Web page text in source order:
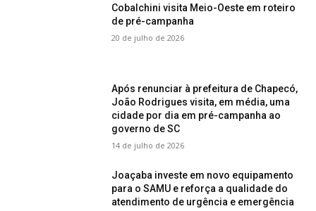
Cobalchini visita Meio-Oeste em roteiro
de pré-campanha
20 de julho de 2026
Após renunciar à prefeitura de Chapecó,
João Rodrigues visita, em média, uma
cidade por dia em pré-campanha ao
governo de SC
14 de julho de 2026
Joaçaba investe em novo equipamento
para o SAMU e reforça a qualidade do
atendimento de urgência e emergência